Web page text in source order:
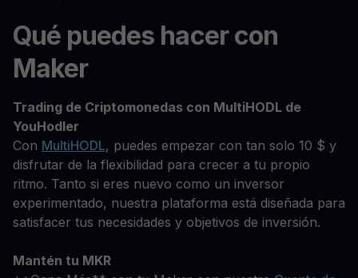
Qué puedes hacer con
Maker
Trading de Criptomonedas con MultiHODL de
YouHodler
Con MultiHODL, puedes empezar con tan solo 10 $ y
disfrutar de la flexibilidad para crecer a tu propio
ritmo. Tanto si eres nuevo como un inversor
experimentado, nuestra plataforma está diseñada para
satisfacer tus necesidades y objetivos de inversión.
Mantén tu MKR